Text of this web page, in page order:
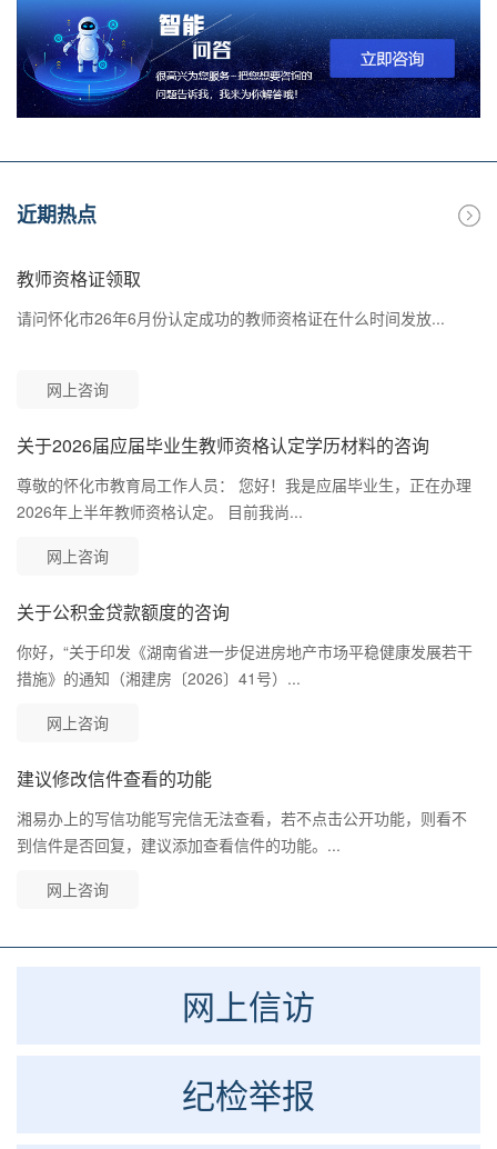
近期热点
教师资格证领取
请问怀化市26年6月份认定成功的教师资格证在什么时间发放...
网上咨询
关于2026届应届毕业生教师资格认定学历材料的咨询
尊敬的怀化市教育局工作人员： 您好！我是应届毕业生，正在办理
2026年上半年教师资格认定。 目前我尚...
网上咨询
关于公积金贷款额度的咨询
你好，“关于印发《湖南省进一步促进房地产市场平稳健康发展若干
措施》的通知（湘建房〔2026〕41号）...
网上咨询
建议修改信件查看的功能
湘易办上的写信功能写完信无法查看，若不点击公开功能，则看不
到信件是否回复，建议添加查看信件的功能。...
网上咨询
网上信访
纪检举报